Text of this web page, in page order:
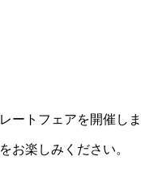
ートフェアを開催しま
お楽しみください。